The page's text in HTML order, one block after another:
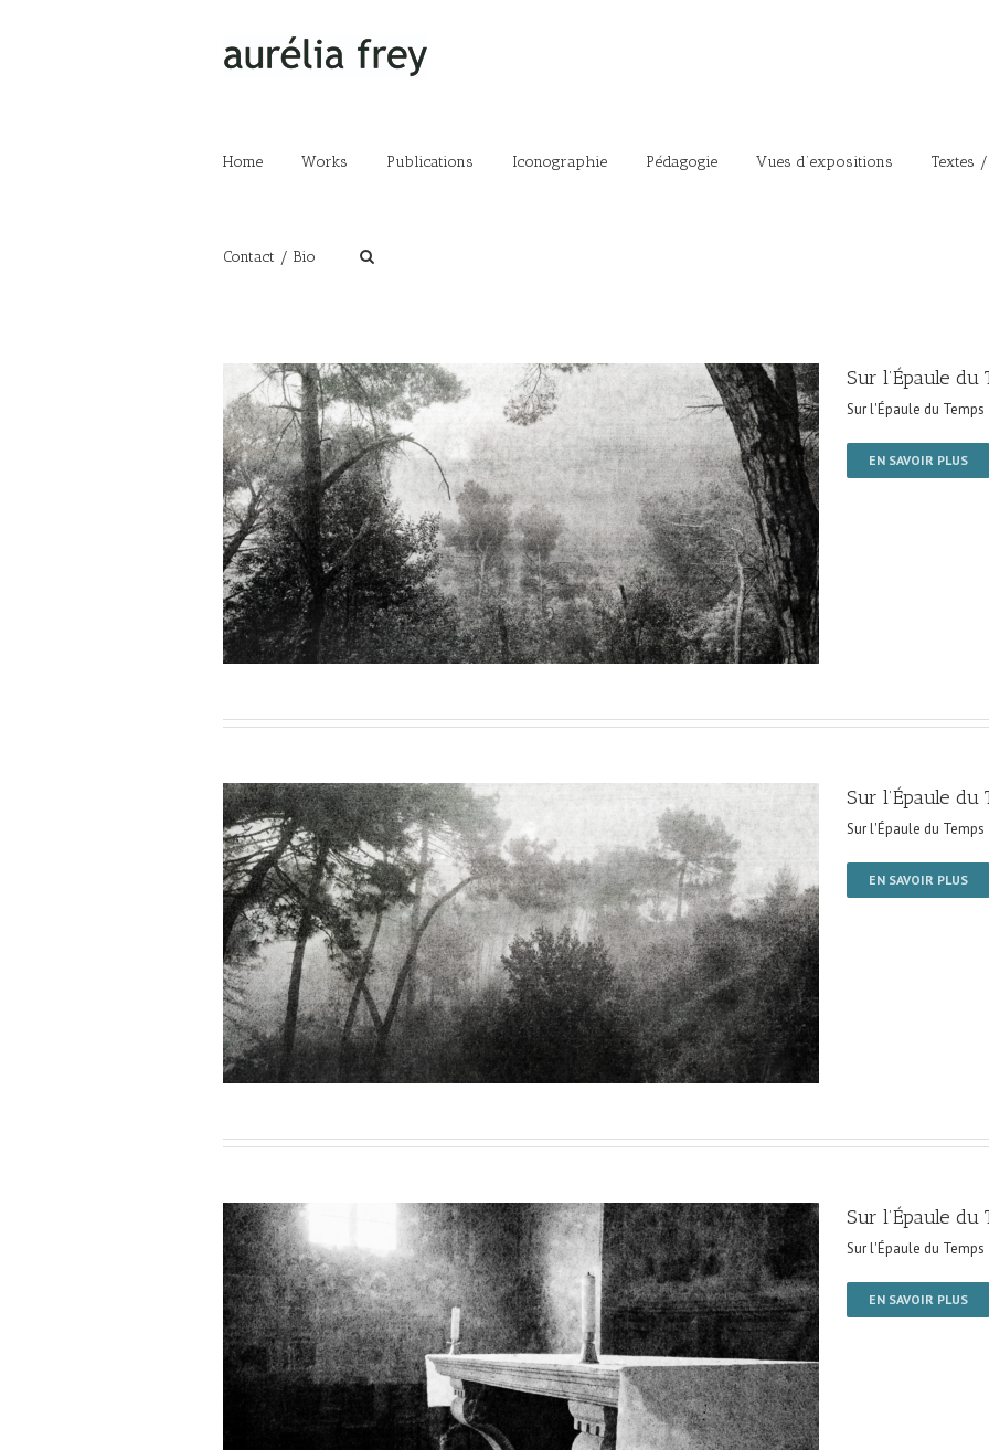
Home Works Publications Iconographie Pédagogie Vues d’expositions Textes
Contact / Bio
Sur l’Épaule du
Sur l'Épaule du Temps
EN SAVOIR PLUS
Sur l’Épaule du
Sur l'Épaule du Temps
EN SAVOIR PLUS
Sur l’Épaule du
Sur l'Épaule du Temps
EN SAVOIR PLUS